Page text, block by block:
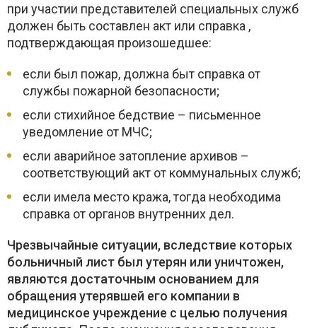
при участии представителей специальных служб
должен быть составлен акт или справка ,
подтверждающая произошедшее:
если был пожар, должна быт справка от
службы пожарной безопасности;
если стихийное бедствие – письменное
уведомление от МЧС;
если аварийное затопление архивов –
соответствующий акт от коммунальных служб;
если имела место кража, тогда необходима
справка от органов внутренних дел.
Чрезвычайные ситуации, вследствие которых
больничный лист был утерян или уничтожен,
являются достаточным основанием для
обращения утерявшей его компании в
медицинское учреждение с целью получения